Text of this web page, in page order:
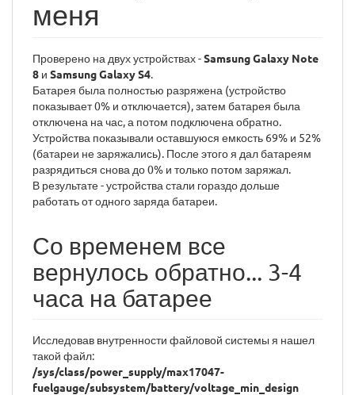
меня
Проверено на двух устройствах -Samsung Galaxy Note
8 и Samsung Galaxy S4.
Батарея была полностью разряжена (устройство
показывает 0% и отключается), затем батарея была
отключена на час, а потом подключена обратно.
Устройства показывали оставшуюся емкость 69% и 52%
(батареи не заряжались). После этого я дал батареям
разрядиться снова до 0% и только потом заряжал.
В результате - устройства стали гораздо дольше
работать от одного заряда батареи.
Со временем все
вернулось обратно... 3-4
часа на батарее
Исследовав внутренности файловой системы я нашел
такой файл:
/sys/class/power_supply/max17047-
fuelgauge/subsystem/battery/voltage_min_design